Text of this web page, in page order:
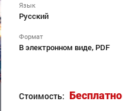
Язык
Русский
Формат
В электронном виде, PDF
Стоимость: Бесплатно